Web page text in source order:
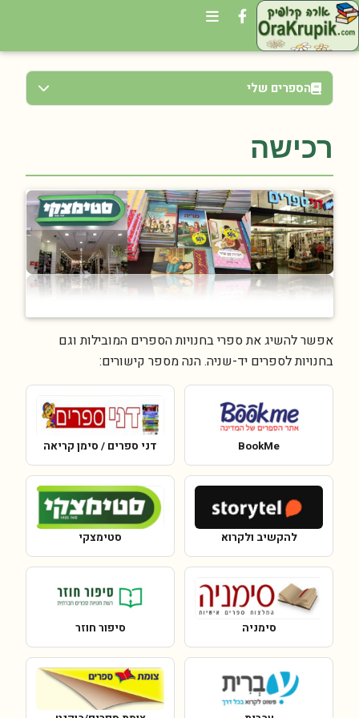
הספרים שלי
רכישה
אפשר להשיג את ספרי בחנויות הספרים המובילות וגם
בחנויות לספרים יד-שניה. הנה מספר קישורים:
BookMe דני ספרים / סימן קריאה
להקשיב ולקרוא סטימצקי
סימניה סיפור חוזר